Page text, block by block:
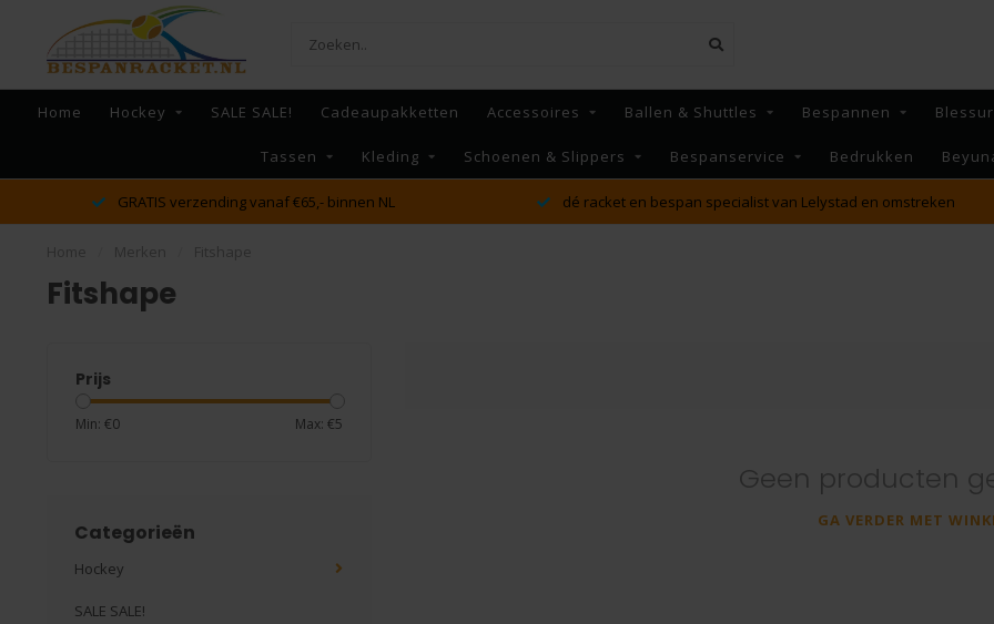
Home Hockey SALE SALE! Cadeaupakketten Accessoires Ballen & Shuttles Bespannen
Tassen Kleding Schoenen & Slippers Bespanservice Bedrukken
GRATIS verzending vanaf €65,- binnen NL dé racket en bespan specialist van Lelystad en omstreken
Fitshape
Prijs
Min: €0 Max: €5
Categorieën
Hockey
SALE SALE!
Geen producten
GA VERDER MET